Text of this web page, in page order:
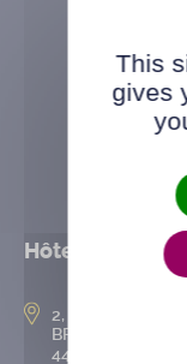
Hôtel de ville
2, rue de l’Hôtel-
BP 50167
44802 Saint-
This
gives